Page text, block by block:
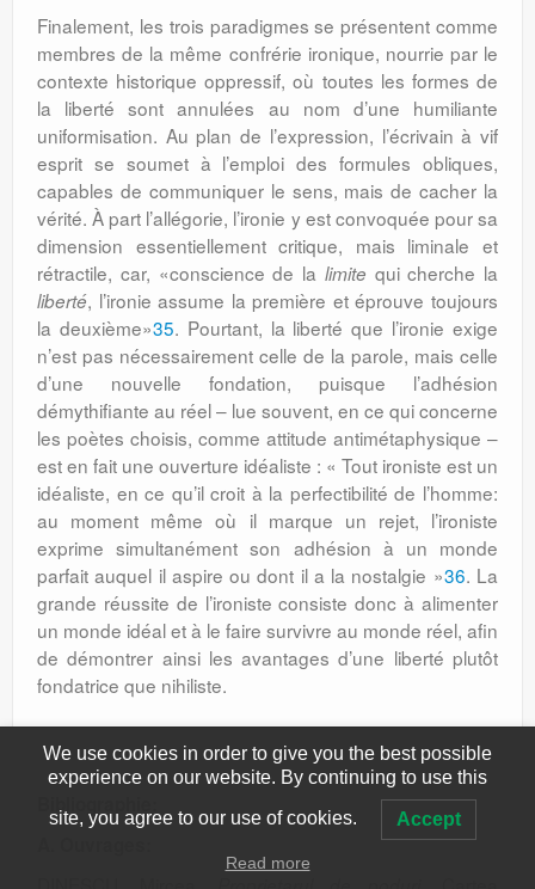
Finalement, les trois paradigmes se présentent comme
membres de la même confrérie ironique, nourrie par le
contexte historique oppressif, où toutes les formes de
la liberté sont annulées au nom d’une humiliante
uniformisation. Au plan de l’expression, l’écrivain à vif
esprit se soumet à l’emploi des formules obliques,
capables de communiquer le sens, mais de cacher la
vérité. À part l’allégorie, l’ironie y est convoquée pour sa
dimension essentiellement critique, mais liminale et
rétractile, car, «conscience de la limite qui cherche la
liberté, l’ironie assume la première et éprouve toujours
la deuxième»35. Pourtant, la liberté que l’ironie exige
n’est pas nécessairement celle de la parole, mais celle
d’une nouvelle fondation, puisque l’adhésion
démythifiante au réel – lue souvent, en ce qui concerne
les poètes choisis, comme attitude antimétaphysique –
est en fait une ouverture idéaliste : « Tout ironiste est un
idéaliste, en ce qu’il croit à la perfectibilité de l’homme:
au moment même où il marque un rejet, l’ironiste
exprime simultanément son adhésion à un monde
parfait auquel il aspire ou dont il a la nostalgie »36. La
grande réussite de l’ironiste consiste donc à alimenter
un monde idéal et à le faire survivre au monde réel, afin
de démontrer ainsi les avantages d’une liberté plutôt
fondatrice que nihiliste.
Bibliographie:
We use cookies in order to give you the best possible
experience on our website. By continuing to use this
site, you agree to our use of cookies. Accept
Read more